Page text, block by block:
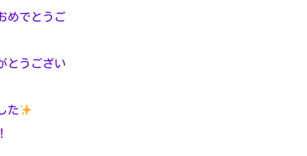
めでとうご
とうござい
た